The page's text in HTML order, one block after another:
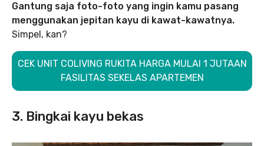
Gantung saja foto-foto yang ingin kamu pasang
menggunakan jepitan kayu di kawat-kawatnya.
Simpel, kan?
CEK UNIT COLIVING RUKITA HARGA MULAI 1 JUTAAN
FASILITAS SEKELAS APARTEMEN
3. Bingkai kayu bekas